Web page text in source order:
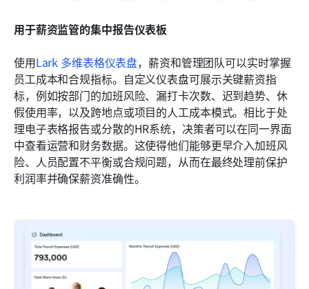
用于薪资监管的集中报告仪表板
使用Lark 多维表格仪表盘，薪资和管理团队可以实时掌握
员工成本和合规指标。自定义仪表盘可展示关键薪资指
标，例如按部门的加班风险、漏打卡次数、迟到趋势、休
假使用率，以及跨地点或项目的人工成本模式。相比于处
理电子表格报告或分散的HR系统，决策者可以在同一界面
中查看运营和财务数据。这使得他们能够更早介入加班风
险、人员配置不平衡或合规问题，从而在最终处理前保护
利润率并确保薪资准确性。